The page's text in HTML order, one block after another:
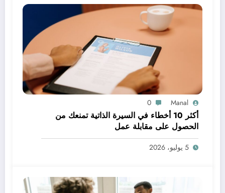
Manal
0
أكثر 10 أخطاء في السيرة الذاتية تمنعك من
الحصول على مقابلة عمل
5 يوليو، 2026